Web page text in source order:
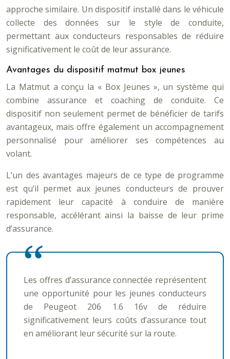
approche similaire. Un dispositif installé dans le véhicule
collecte des données sur le style de conduite,
permettant aux conducteurs responsables de réduire
significativement le coût de leur assurance.
Avantages du dispositif matmut box jeunes
La Matmut a conçu la « Box Jeunes », un système qui
combine assurance et coaching de conduite. Ce
dispositif non seulement permet de bénéficier de tarifs
avantageux, mais offre également un accompagnement
personnalisé pour améliorer ses compétences au
volant.
L’un des avantages majeurs de ce type de programme
est qu’il permet aux jeunes conducteurs de prouver
rapidement leur capacité à conduire de manière
responsable, accélérant ainsi la baisse de leur prime
d’assurance.
Les offres d’assurance connectée représentent
une opportunité pour les jeunes conducteurs
de Peugeot 206 1.6 16v de réduire
significativement leurs coûts d’assurance tout
en améliorant leur sécurité sur la route.